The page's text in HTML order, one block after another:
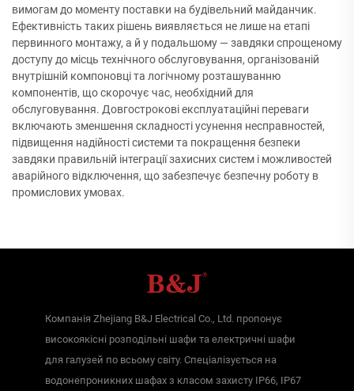
вимогам до моменту поставки на будівельний майданчик.
Ефективність таких рішень виявляється не лише на етапі
первинного монтажу, а й у подальшому — завдяки спрощеному
доступу до місць технічного обслуговування, організованій
внутрішній компоновці та логічному розташуванню
компонентів, що скорочує час, необхідний для
обслуговування. Довгострокові експлуатаційні переваги
включають зменшення складності усунення несправностей,
підвищення надійності системи та покращення безпеки
завдяки правильній інтеграції захисних систем і можливостей
аварійного відключення, що забезпечує безпечну роботу в
промислових умовах.
Компанія Zhejiang B&J Electrical Co., Ltd. пропонує
високоякісні розподільні шафи та електричні шафи
для галузей по всьому світу. Спеціалізується на
водонепроникних шафах з класом захисту IP66, IP67